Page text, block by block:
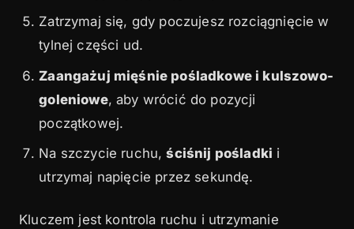
Zatrzymaj się, gdy poczujesz rozciągnięcie w
tylnej części ud.
Zaangażuj mięśnie pośladkowe i kulszowo-
goleniowe, aby wrócić do pozycji
początkowej.
Na szczycie ruchu,ściśnij pośladki i
utrzymaj napięcie przez sekundę.
Kluczem jest kontrola ruchu i utrzymanie